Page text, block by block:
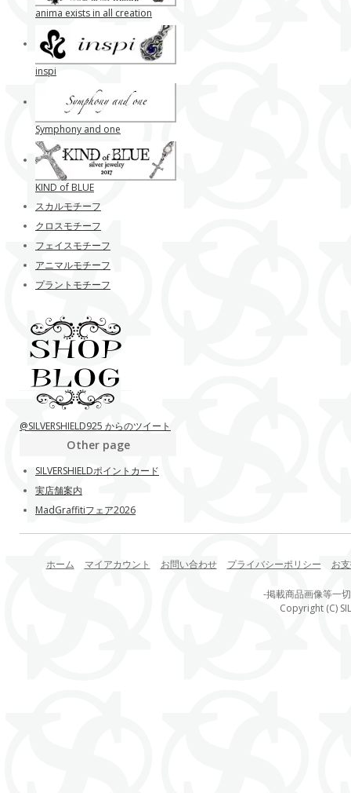
anima exists in all creation
inspi
Symphony and one
KIND of BLUE
スカルモチーフ
クロスモチーフ
フェイスモチーフ
アニマルモチーフ
プラントモチーフ
@SILVERSHIELD925 からのツイート
Other page
SILVERSHIELDポイントカード
実店舗案内
MadGraffitiフェア2026
ホーム マイアカウント お問い合わせ プライバシーポリシー お
-掲載商品画像等一
Copyright (C)